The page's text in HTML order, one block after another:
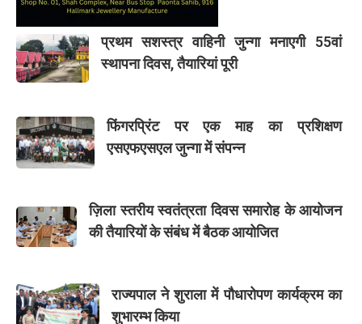
प्रथम सशस्त्र वाहिनी जुन्गा मनाएगी 55वां
स्थापना दिवस, तैयारियां पूरी
फिंगरप्रिंट पर एक माह का प्रशिक्षण
एसएफएसएल जुन्गा में संपन्न
ज़िला स्तरीय स्वतंत्रता दिवस समारोह के आयोजन
की तैयारियों के संबंध में बैठक आयोजित
राज्यपाल ने शुराला में पौधारोपण कार्यक्रम का
शुभारम्भ किया